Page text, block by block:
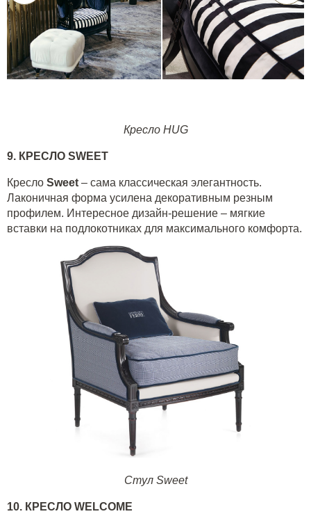
Кресло HUG
9. КРЕСЛО SWEET
Кресло Sweet – сама классическая элегантность.
Лаконичная форма усилена декоративным резным
профилем. Интересное дизайн-решение – мягкие
вставки на подлокотниках для максимального комфорта.
Стул Sweet
10. КРЕСЛО WELCOME